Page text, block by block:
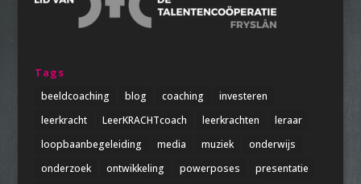
Tags
beeldcoaching blog coaching
investeren
leerkracht
LeerKRACHTcoach leerkrachten
leraar
loopbaanbegeleiding
media muziek
onderwijs
onderzoek
ontwikkeling powerposes
presentatie